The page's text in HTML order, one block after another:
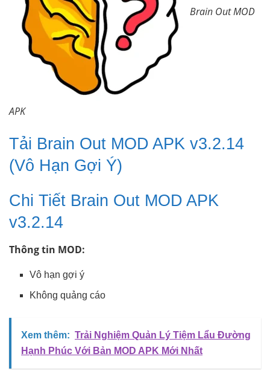
Brain Out MOD
APK
Tải Brain Out MOD APK v3.2.14
(Vô Hạn Gợi Ý)
Chi Tiết Brain Out MOD APK
v3.2.14
Thông tin MOD:
Vô hạn gợi ý
Không quảng cáo
Xem thêm: Trải Nghiệm Quản Lý Tiệm Lẩu Đường
Hạnh Phúc Với Bản MOD APK Mới Nhất